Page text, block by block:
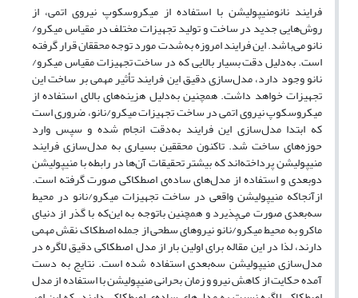
فرایند نانومنیپولیشن با استفاده از میکروسکوپ نیروی اتمی، از
روش‌هایی جدید در ساخت و تولید تجهیزات مختلف در مقیاس میکرو/
نانو می‌باشد. این فرایند امروزه به‌شدت مورد توجه محققان قرار گرفته
است. به‌دلیل دقت بسیار بالایی که در ساخت تجهیزات مقیاس میکرو/
نانو وجود دارد، مدل‌سازی دقیق این فرایند تأثیر مهمی بر ساخت این
تجهیزات خواهد داشت. همچنین به‌دلیل هزینه‌های بالای استفاده از
میکروسکوپ نیروی اتمی در ساخت تجهیزات میکرو/نانو، ضروری است
که ابتدا مدل‌سازی این فرایند به‌دقت انجام شده و سپس وارد
حوزه‌های ساخت شد. تاکنون محققین بسیاری به مدل‌سازی فرایند
منیپولیشن پرداخته‌اند که بیشتر تحقیقات آن‌ها در رابطه با منیپولیشن
دوبعدی و استفاده از مدل‌های ساده‌ی اصطکاکی صورت گرفته ‌است.
ازآنجاکه منیپولیشن واقعی در ساخت تجهیزات میکرو/نانو در محیط
سه‌بعدی صورت می‌پذیرد و همچنین باتوجه به این‌که با گذر از دنیای
ماکرو به محیط میکرو/نانو نیروهای سطحی از جمله اصطکاک نقش مهمی
دارند، لذا در این مقاله برای اولین بار از مدل اصطکاکی دقیق لاگره در
مدل‌سازی منیپولیشن سه‌بعدی استفاده شده است. نتایج به دست
آمده حکایت از کاهش نیرو و زمان بحرانی منیپولیشن با استفاده از مدل